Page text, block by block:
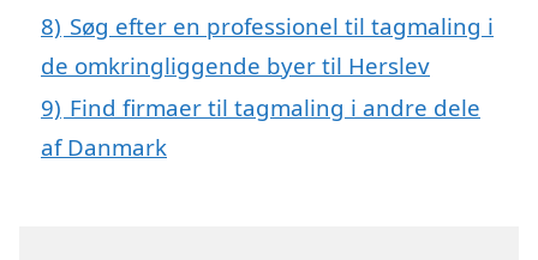
8) Søg efter en professionel til tagmaling i
de omkringliggende byer til Herslev
9) Find firmaer til tagmaling i andre dele
af Danmark